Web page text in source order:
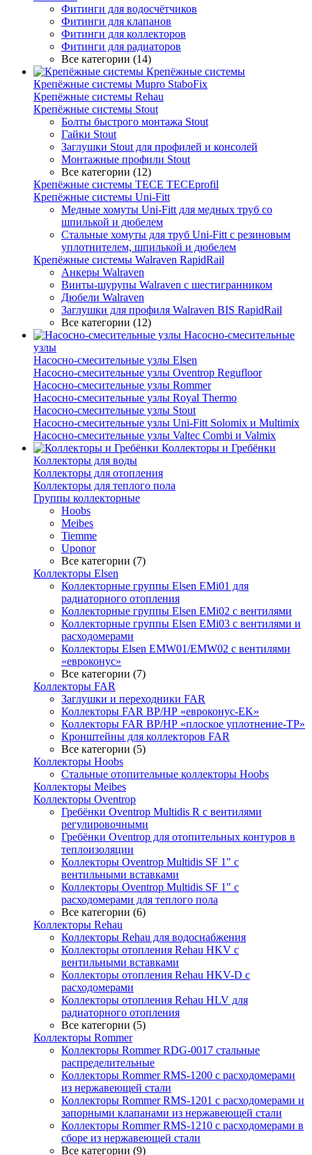
Фитинги для водосчётчиков
Фитинги для клапанов
Фитинги для коллекторов
Фитинги для радиаторов
Все категории (14)
Крепёжные системы
Крепёжные системы Mupro StaboFix
Крепёжные системы Rehau
Крепёжные системы Stout
Болты быстрого монтажа Stout
Гайки Stout
Заглушки Stout для профилей и консолей
Монтажные профили Stout
Все категории (12)
Крепёжные системы TECE TECEprofil
Крепёжные системы Uni-Fitt
Медные хомуты Uni-Fitt для медных труб со
шпилькой и дюбелем
Стальные хомуты для труб Uni-Fitt с резиновым
уплотнителем, шпилькой и дюбелем
Крепёжные системы Walraven RapidRail
Анкеры Walraven
Винты-шурупы Walraven с шестигранником
Дюбели Walraven
Заглушки для профиля Walraven BIS RapidRail
Все категории (12)
Насосно-смесительные
узлы
Насосно-смесительные узлы Elsen
Насосно-смесительные узлы Oventrop Regufloor
Насосно-смесительные узлы Rommer
Насосно-смесительные узлы Royal Thermo
Насосно-смесительные узлы Stout
Насосно-смесительные узлы Uni-Fitt Solomix и Multimix
Насосно-смесительные узлы Valtec Combi и Valmix
Коллекторы и Гребёнки
Коллекторы для воды
Коллекторы для отопления
Коллекторы для теплого пола
Группы коллекторные
Hoobs
Meibes
Tiemme
Uponor
Все категории (7)
Коллекторы Elsen
Коллекторные группы Elsen EMi01 для
радиаторного отопления
Коллекторные группы Elsen EMi02 с вентилями
Коллекторные группы Elsen EMi03 с вентилями и
расходомерами
Коллекторы Elsen EMW01/EMW02 с вентилями
«евроконус»
Все категории (7)
Коллекторы FAR
Заглушки и переходники FAR
Коллекторы FAR ВР/НР «евроконус-EK»
Коллекторы FAR ВР/НР «плоское уплотнение-TP»
Кронштейны для коллекторов FAR
Все категории (5)
Коллекторы Hoobs
Стальные отопительные коллекторы Hoobs
Коллекторы Meibes
Коллекторы Oventrop
Гребёнки Oventrop Multidis R с вентилями
регулировочными
Гребёнки Oventrop для отопительных контуров в
теплоизоляции
Коллекторы Oventrop Multidis SF 1" с
вентильными вставками
Коллекторы Oventrop Multidis SF 1" с
расходомерами для теплого пола
Все категории (6)
Коллекторы Rehau
Коллекторы Rehau для водоснабжения
Коллекторы отопления Rehau HKV с
вентильными вставками
Коллекторы отопления Rehau HKV-D с
расходомерами
Коллекторы отопления Rehau HLV для
радиаторного отопления
Все категории (5)
Коллекторы Rommer
Коллекторы Rommer RDG-0017 стальные
распределительные
Коллекторы Rommer RMS-1200 с расходомерами
из нержавеющей стали
Коллекторы Rommer RMS-1201 с расходомерами и
запорными клапанами из нержавеющей стали
Коллекторы Rommer RMS-1210 с расходомерами в
сборе из нержавеющей стали
Все категории (9)